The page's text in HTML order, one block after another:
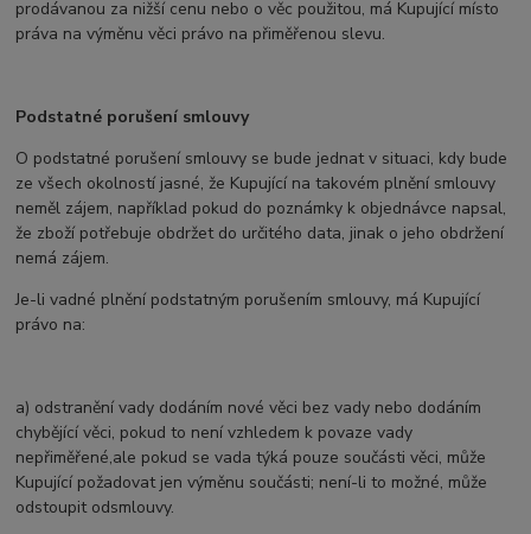
prodávanou za nižší cenu nebo o věc použitou, má Kupující místo
práva na výměnu věci právo na přiměřenou slevu.
Podstatné porušení smlouvy
O podstatné porušení smlouvy se bude jednat v situaci, kdy bude
ze všech okolností jasné, že Kupující na takovém plnění smlouvy
neměl zájem, například pokud do poznámky k objednávce napsal,
že zboží potřebuje obdržet do určitého data, jinak o jeho obdržení
nemá zájem.
Je-li vadné plnění podstatným porušením smlouvy, má Kupující
právo na:
a) odstranění vady dodáním nové věci bez vady nebo dodáním
chybějící věci, pokud to není vzhledem k povaze vady
nepřiměřené,ale pokud se vada týká pouze součásti věci, může
Kupující požadovat jen výměnu součásti; není-li to možné, může
odstoupit odsmlouvy.